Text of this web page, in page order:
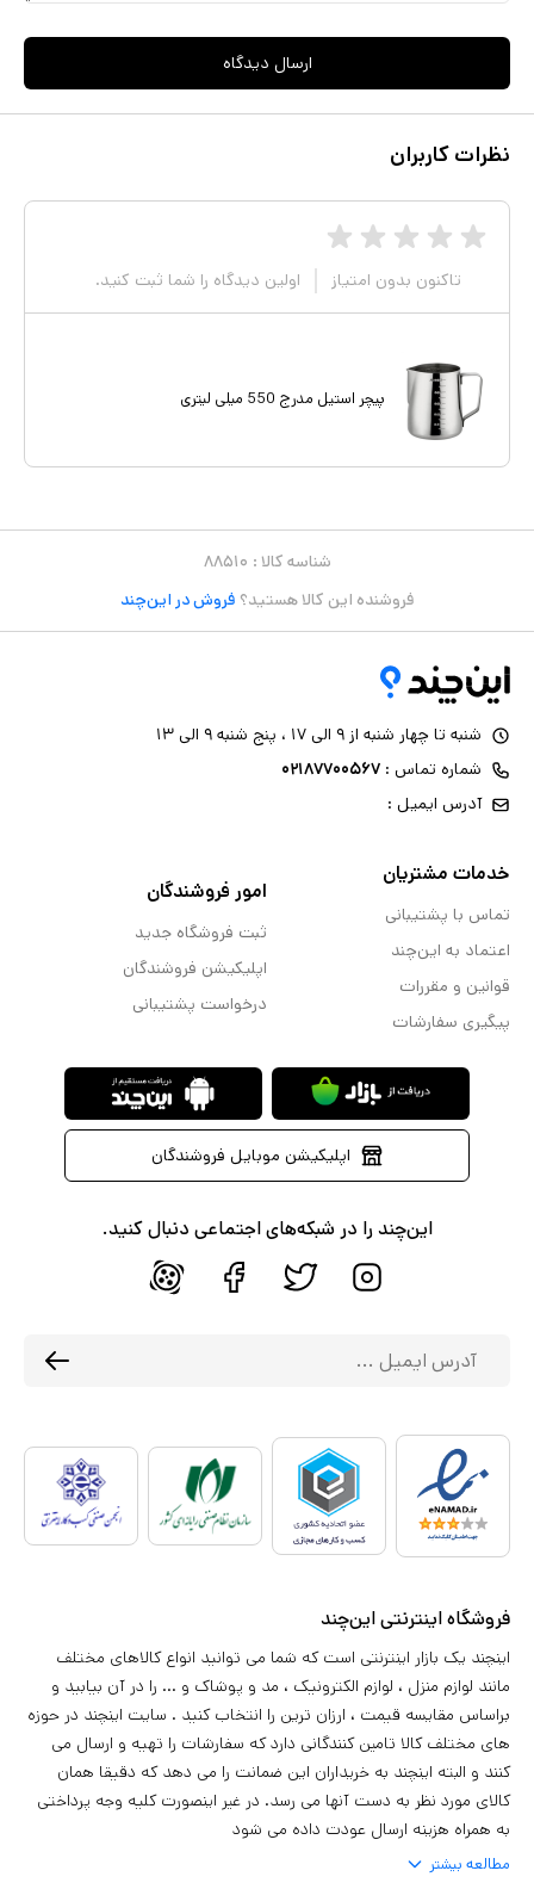
ارسال دیدگاه
نظرات کاربران
تاکنون بدون امتیاز اولین دیدگاه را شما ثبت کنید.
پیچر استیل مدرج 550 میلی لیتری
شناسه کالا : ۸۸۵۱۰
فروشنده این کالا هستید؟ فروش در این‌چند
شنبه تا چهار شنبه از ۹ الی ۱۷ ، پنج شنبه ۹ الی ۱۳
شماره تماس : ۰۲۱۸۷۷۰۰۵۶۷
آدرس ایمیل :
خدمات مشتریان
تماس با پشتیبانی
اعتماد به این‌چند
قوانین و مقررات
پیگیری سفارشات
امور فروشندگان
ثبت فروشگاه جدید
اپلیکیشن فروشندگان
درخواست پشتیبانی
اپلیکیشن موبایل فروشندگان
این‌چند را در شبکه‌های اجتماعی دنبال کنید.
فروشگاه اینترنتی این‌چند
اینچند یک بازار اینترنتی است که شما می توانید انواع کالاهای مختلف
مانند لوازم منزل ، لوازم الکترونیک ، مد و پوشاک و ... را در آن بیابید و
براساس مقایسه قیمت ، ارزان ترین را انتخاب کنید . سایت اینچند در حوزه
های مختلف کالا تامین کنندگانی دارد که سفارشات را تهیه و ارسال می
کنند و البته اینچند به خریداران این ضمانت را می دهد که دقیقا همان
کالای مورد نظر به دست آنها می رسد. در غیر اینصورت کلیه وجه پرداختی
به همراه هزینه ارسال عودت داده می شود
مطالعه بیشتر